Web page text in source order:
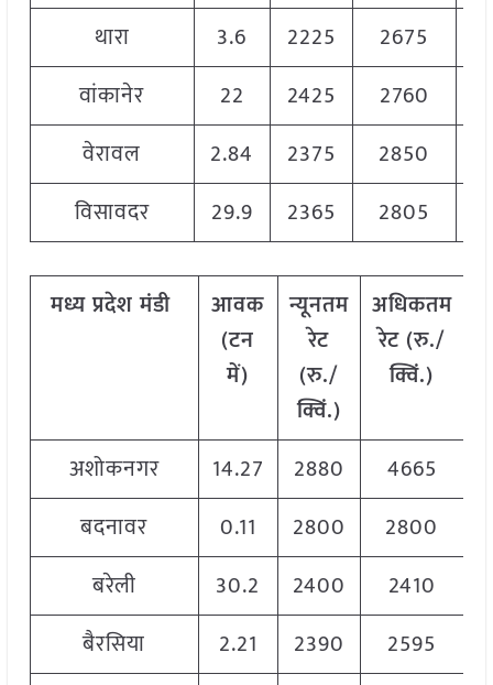
थारा
3.6 2225 2675
वांकानेर
22 2425 2760
वेरावल
2.84 2375 2850
विसावदर
29.9 2365 2805
मध्यप्रदेश मंडी
आवक
(टन
में)
न्यूनतम
रेट
(रु./
क्विं.)
अधिकतम
रेट (रु./
क्विं.)
अशोकनगर
14.27 2880 4665
बदनावर
0.11 2800 2800
बरेली
30.2 2400 2410
बैरसिया
2.21 2390 2595